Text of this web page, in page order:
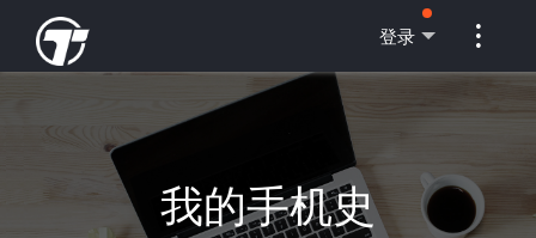
登录 
我的手机史